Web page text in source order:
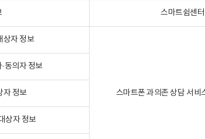
스마트쉼센
상자 정보
스마트폰 과의존 상담 서비
동의자 정보
자 정보
상자 정보